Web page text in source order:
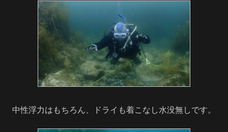
中性浮力はもちろん、ドライも着こなし水没無しです。